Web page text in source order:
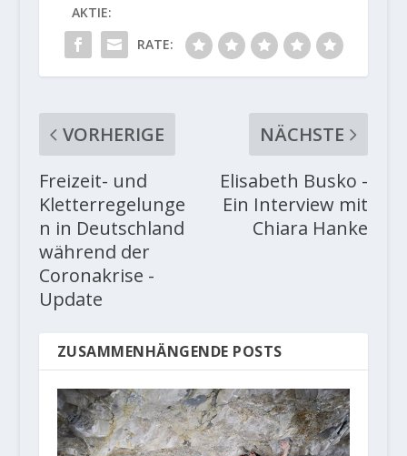
AKTIE:
RATE:
VORHERIGE
Freizeit- und
Kletterregelunge
n in Deutschland
während der
Coronakrise -
Update
NÄCHSTE
Elisabeth Busko -
Ein Interview mit
Chiara Hanke
ZUSAMMENHÄNGENDE POSTS